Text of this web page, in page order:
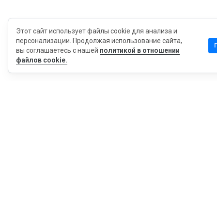
Этот сайт использует файлы cookie для анализа и
персонализации. Продолжая использование сайта,
вы соглашаетесь с нашей политикой в отношении
файлов cookie.